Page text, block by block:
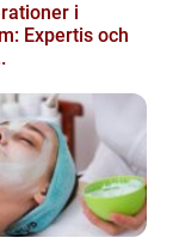
i
Expertis och